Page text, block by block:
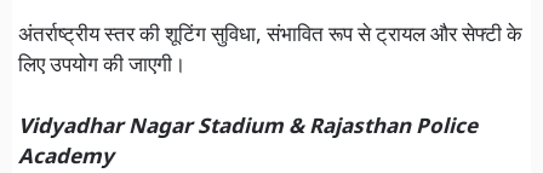
अंतर्राष्ट्रीय स्तर की शूटिंग सुविधा, संभावित रूप से ट्रायल और सेफ्टी के
लिए उपयोग की जाएगी।
Vidyadhar Nagar Stadium & Rajasthan Police
Academy